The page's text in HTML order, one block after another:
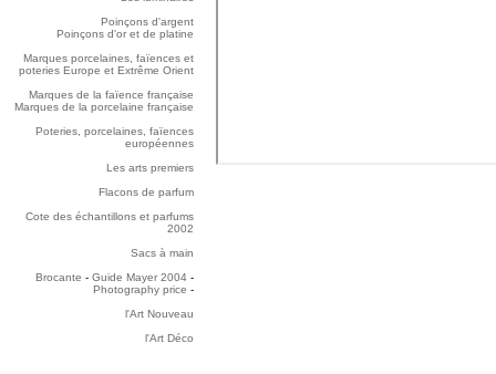
Poinçons d'argent
Poinçons d'or et de platine
Marques porcelaines, faïences et
poteries Europe et Extrême Orient
Marques de la faïence française
Marques de la porcelaine française
Poteries, porcelaines, faïences
européennes
Les arts premiers
Flacons de parfum
Cote des échantillons et parfums
2002
Sacs à main
Brocante - Guide Mayer 2004 -
Photography price -
l'Art Nouveau
l'Art Déco